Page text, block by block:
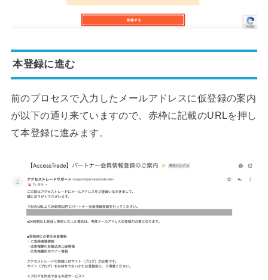
本登録に進む
前のプロセスで入力したメールアドレスに仮登録の案内
が以下の通り来ていますので、赤枠に記載のURLを押し
て本登録に進みます。